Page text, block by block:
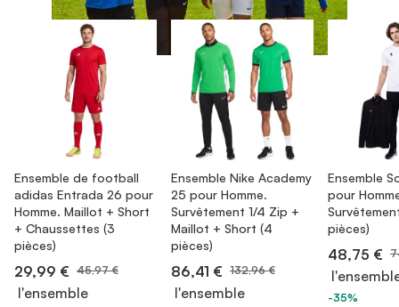
Ensemble de football
adidas Entrada 26 pour
Homme. Maillot + Short
+ Chaussettes (3
pièces)
29,99 € 45,97 €
l'ensemble
Ensemble Nike Academy
25 pour Homme.
Survêtement 1/4 Zip +
Maillot + Short (4
pièces)
86,41 € 132,96 €
l'ensemble
Ensemble
pour
pièces)
48,75 €
-35%